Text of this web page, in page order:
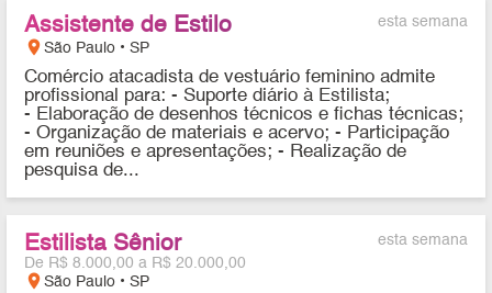
esta semana
Assistente de Estilo
location_onSão Paulo • SP
Comércio atacadista de vestuário feminino admite
profissional para: - Suporte diário à Estilista;
- Elaboração de desenhos técnicos e fichas técnicas;
- Organização de materiais e acervo; - Participação
em reuniões e apresentações; - Realização de
pesquisa de...
esta semana
Estilista Sênior
De R$ 8.000,00 a R$ 20.000,00
location_onSão Paulo • SP